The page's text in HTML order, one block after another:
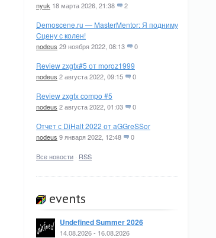
nyuk 18 марта 2026, 21:38 2
Demoscene.ru — MasterMentor: Я подниму
Cцену с колен!
nodeus 29 ноября 2022, 08:13 0
Review zxgfx#5 от moroz1999
nodeus 2 августа 2022, 09:15 0
Review zxgfx compo #5
nodeus 2 августа 2022, 01:03 0
Отчет с DiHalt 2022 от aGGreSSor
nodeus 9 января 2022, 12:48 0
Все новости · RSS
events
Undefined Summer 2026
14.08.2026 - 16.08.2026